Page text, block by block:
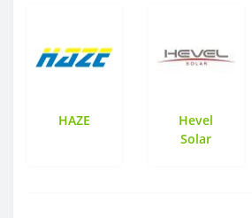
HAZE
Hevel
Solar